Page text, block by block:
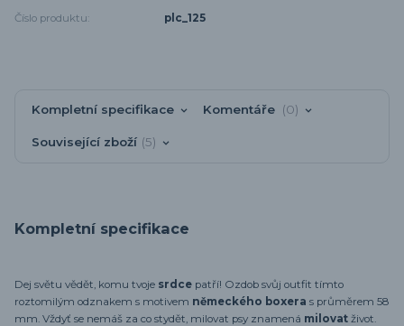
Číslo produktu: plc_125
Kompletní specifikace Komentáře 0
Související zboží 5
Kompletní specifikace
Dej světu vědět, komu tvoje srdce patří! Ozdob svůj outfit tímto
roztomilým odznakem s motivem německého boxera s průměrem 58
mm. Vždyť se nemáš za co stydět, milovat psy znamená milovat život.